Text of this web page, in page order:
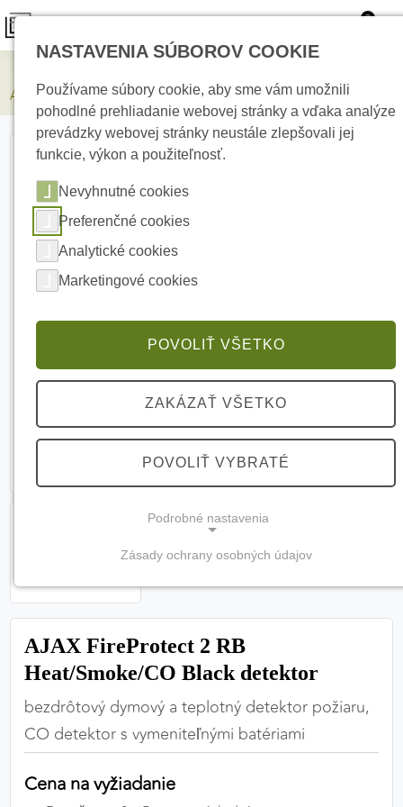
0
AJAX FireProtect 2 RB Heat/Smoke/CO Black detektor
AJAX FireProtect 2 RB
Heat/Smoke/CO Black detektor
bezdrôtový dymový a teplotný detektor požiaru,
CO detektor s vymeniteľnými batériami
Cena na vyžiadanie
NASTAVENIA SÚBOROV COOKIE
Používame súbory cookie, aby sme vám umožnili
pohodlné prehliadanie webovej stránky a vďaka analýze
prevádzky webovej stránky neustále zlepšovali jej
funkcie, výkon a použiteľnosť.
Nevyhnutné cookies
Preferenčné cookies
Analytické cookies
Marketingové cookies
POVOLIŤ VŠETKO
ZAKÁZAŤ VŠETKO
POVOLIŤ VYBRATÉ
Podrobné nastavenia
(vždy aktívne, nemožno vypnúť)
webovej stránky a bez nich by nebolo možné
zabezpečiť jej plnú funkčnosť.
Nevyhnutné cookies
PREFERENČNÉ COOKIES
Zásady ochrany osobných údajov